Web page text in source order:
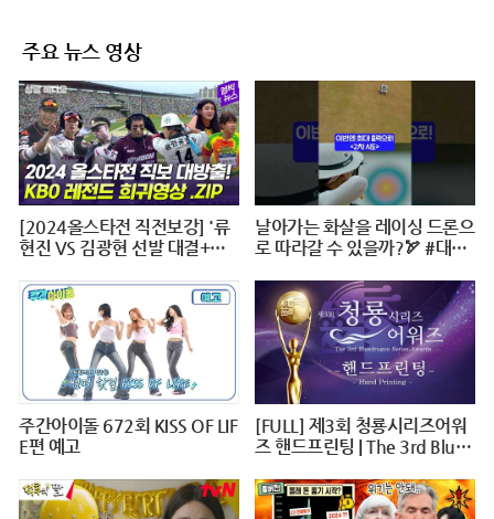
주요 뉴스 영상
[2024올스타전 직전보강] '류
현진 VS 김광현 선발 대결+이
날아가는 화살을 레이싱 드론으
로 따라갈 수 있을까?🏹 #대작
궁 #다큐 #shorts #240724저
녁7시40분 #KBS1TV
주간아이돌 672회 KISS OF LIF
E편 예고
[FULL] 제3회 청룡시리즈어워
즈 핸드프린팅 | The 3rd Blue
printing @ 20240625